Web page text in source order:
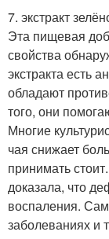
7. экстракт
Эта пищевая
свойства
экстракта есть
обладают
того, они
Многие
чая снижает
принимать
доказала, что
воспаления.
заболеваниях и